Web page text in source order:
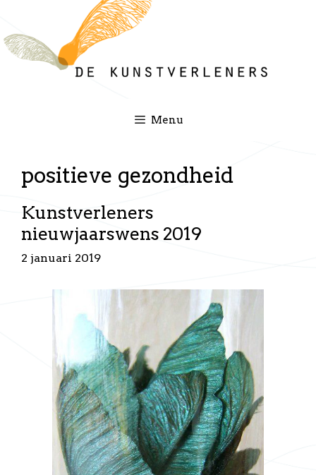
de
inhoud
Menu
positieve gezondheid
Kunstverleners
nieuwjaarswens 2019
2 januari 2019